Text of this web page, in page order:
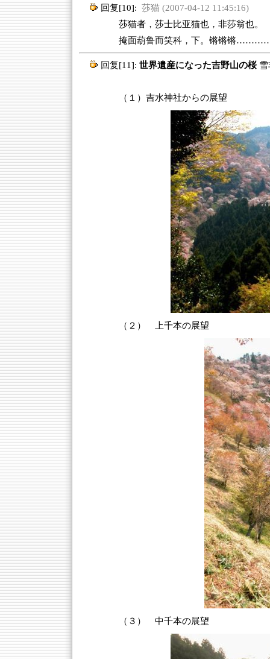
回复[10]: 莎猫 (2007-04-12 11:45:16)
莎猫者，莎士比亚猫也，非莎翁也。
掩面葫鲁而笑科，下。锵锵锵
回复[11]: 世界遺産になった吉野山の桜
（１）吉水神社からの展望
（２） 上千本の展望
（３） 中千本の展望